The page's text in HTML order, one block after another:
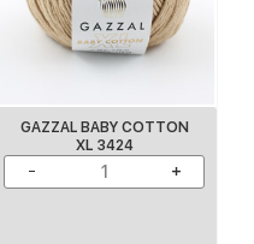
GAZZAL BABY COTTON
XL 3424